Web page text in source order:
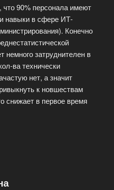
что 90% персонала имеют
навыки в сфере ИТ-
Конечно
немного затруднителен в
ва технически
нет, а значит
к новшествам
снижает в первое время